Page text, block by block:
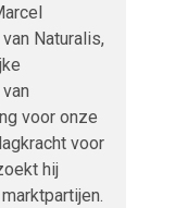
Naturalis,
voor onze
voor
hij